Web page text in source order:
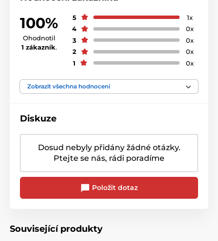
100%
Ohodnotil
1 zákazník.
5
1x
4
0x
3
0x
2
0x
1
0x
Zobrazit všechna hodnocení
Diskuze
Dosud nebyly přidány žádné otázky.
Ptejte se nás, rádi poradíme
Položit dotaz
Související produkty